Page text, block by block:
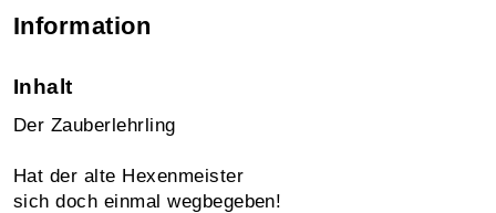
Information
Inhalt
Der Zauberlehrling
Hat der alte Hexenmeister
sich doch einmal wegbegeben!